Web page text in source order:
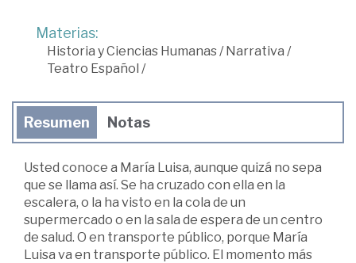
Materias:
Historia y Ciencias Humanas /Narrativa /
Teatro Español /
Resumen Notas
Usted conoce a María Luisa, aunque quizá no sepa
que se llama así. Se ha cruzado con ella en la
escalera, o la ha visto en la cola de un
supermercado o en la sala de espera de un centro
de salud. O en transporte público, porque María
Luisa va en transporte público. El momento más